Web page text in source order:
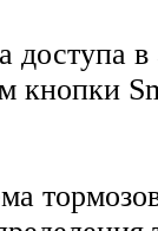
доступа
кнопки